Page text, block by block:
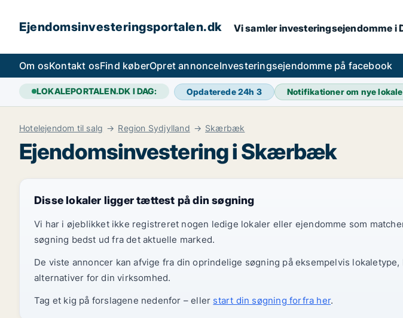
Ejendomsinvesteringsportalen.dk Vi samler investeringsejendomme i
Om osKontakt osFind køberOpret annonceInvesteringsejendomme på facebook
LOKALEPORTALEN.DK I DAG: Opdaterede 24h 3 Notifikationer om nye
Hotelejendom til salg Region Sydjylland Skærbæk
Ejendomsinvestering i Skærbæk
Disse lokaler ligger tættest på din søgning
Vi har i øjeblikket ikke registreret nogen ledige lokaler eller ejendomme som
søgning bedst ud fra det aktuelle marked.
De viste annoncer kan afvige fra din oprindelige søgning på eksempelvis
alternativer for din virksomhed.
Tag et kig på forslagene nedenfor – eller start din søgning forfra her.